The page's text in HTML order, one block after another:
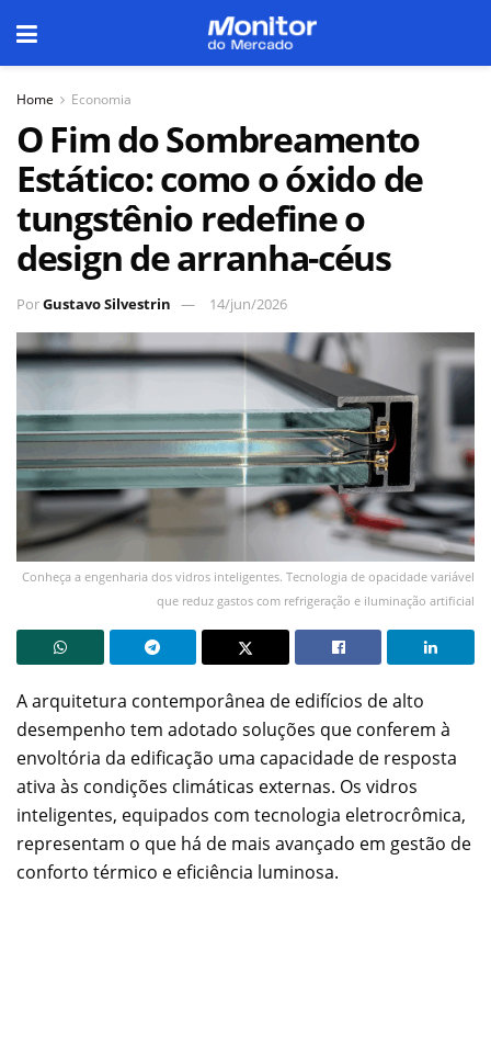
Home Economia
O Fim do Sombreamento
Estático: como o óxido de
tungstênio redefine o
design de arranha-céus
PorGustavo Silvestrin 14/jun/2026
Conheça a engenharia dos vidros inteligentes. Tecnologia de opacidade variável
que reduz gastos com refrigeração e iluminação artificial
A arquitetura contemporânea de edifícios de alto
desempenho tem adotado soluções que conferem à
envoltória da edificação uma capacidade de resposta
ativa às condições climáticas externas. Os vidros
inteligentes, equipados com tecnologia eletrocrômica,
representam o que há de mais avançado em gestão de
conforto térmico e eficiência luminosa.